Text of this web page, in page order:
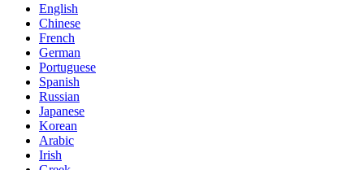
English
Chinese
French
German
Portuguese
Spanish
Russian
Japanese
Korean
Arabic
Irish